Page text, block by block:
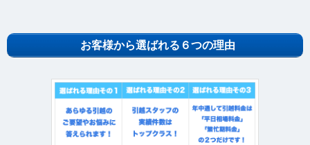
お客様から選ばれる６つの理由